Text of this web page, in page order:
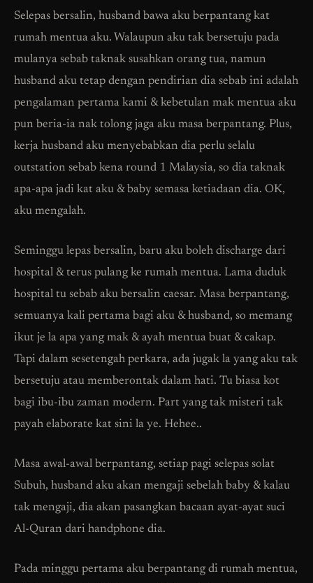
Selepas bersalin, husband bawa aku berpantang kat
rumah mentua aku. Walaupun aku tak bersetuju pada
mulanya sebab taknak susahkan orang tua, namun
husband aku tetap dengan pendirian dia sebab ini adalah
pengalaman pertama kami & kebetulan mak mentua aku
pun beria-ia nak tolong jaga aku masa berpantang. Plus,
kerja husband aku menyebabkan dia perlu selalu
outstation sebab kena round 1 Malaysia, so dia taknak
apa-apa jadi kat aku & baby semasa ketiadaan dia. OK,
aku mengalah.
Seminggu lepas bersalin, baru aku boleh discharge dari
hospital & terus pulang ke rumah mentua. Lama duduk
hospital tu sebab aku bersalin caesar. Masa berpantang,
semuanya kali pertama bagi aku & husband, so memang
ikut je la apa yang mak & ayah mentua buat & cakap.
Tapi dalam sesetengah perkara, ada jugak la yang aku tak
bersetuju atau memberontak dalam hati. Tu biasa kot
bagi ibu-ibu zaman modern. Part yang tak misteri tak
payah elaborate kat sini la ye. Hehee..
Masa awal-awal berpantang, setiap pagi selepas solat
Subuh, husband aku akan mengaji sebelah baby & kalau
tak mengaji, dia akan pasangkan bacaan ayat-ayat suci
Al-Quran dari handphone dia.
Pada minggu pertama aku berpantang di rumah mentua,